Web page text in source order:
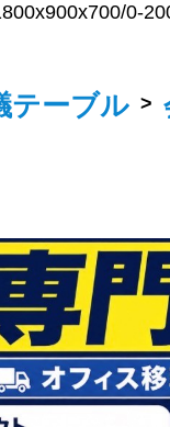
0-
テーブル >